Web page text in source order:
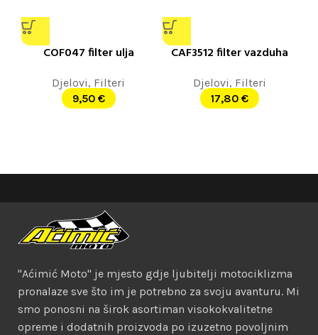
COF047 filter ulja
Djelovi, Filteri
9,50 €
CAF3512 filter vazduha
Djelovi, Filteri
17,80 €
"Aćimić Moto" je mjesto gdje ljubitelji motociklizma
pronalaze sve što im je potrebno za svoju avanturu. Mi
smo ponosni na širok asortiman visokokvalitetne
opreme i dodatnih proizvoda po izuzetno povoljnim